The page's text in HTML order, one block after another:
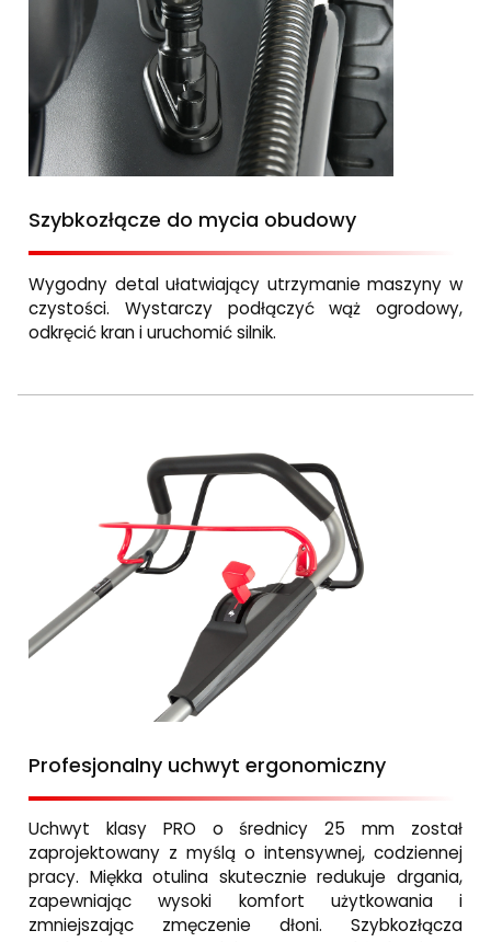
Szybkozłącze do mycia obudowy
Wygodny detal ułatwiający utrzymanie maszyny w
czystości. Wystarczy podłączyć wąż ogrodowy,
odkręcić kran i uruchomić silnik.
Profesjonalny uchwyt ergonomiczny
Uchwyt klasy PRO o średnicy 25 mm został
zaprojektowany z myślą o intensywnej, codziennej
pracy. Miękka otulina skutecznie redukuje drgania,
zapewniając wysoki komfort użytkowania i
zmniejszając zmęczenie dłoni. Szybkozłącza